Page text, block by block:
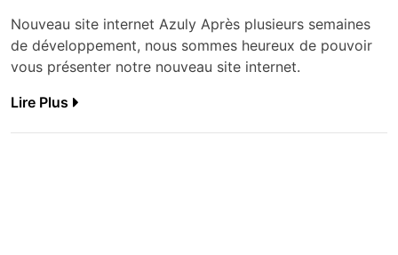
Nouveau site internet Azuly Après plusieurs semaines
de développement, nous sommes heureux de pouvoir
vous présenter notre nouveau site internet.
Lire Plus